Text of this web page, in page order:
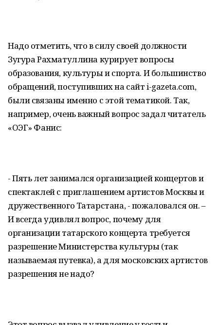
Надо отметить, что в силу своей должности
Зугура Рахматуллина курирует вопросы
образования, культуры и спорта. И большинство
обращений, поступивших на сайт i-gazeta.com,
были связаны именно с этой тематикой. Так,
например, очень важный вопрос задал читатель
«ОЭГ» Фанис:
- Пять лет занимался организацией концертов и
спектаклей с приглашением артистов Москвы и
дружественного Татарстана, - пожаловался он. –
И всегда удивлял вопрос, почему для
организации татарского концерта требуется
разрешение Министерства культуры (так
называемая путевка), а для московских артистов
разрешения не надо?